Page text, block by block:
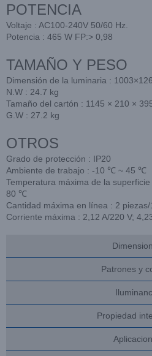
POTENCIA
Voltaje : AC100-240V 50/60 Hz.
Potencia : 465 W FP:> 0,98
TAMAÑO Y PESO
Dimensión de la luminaria :
N.W : 24.7 kg
Tamaño del cartón : 1145 × 210 ×
G.W : 27.2 kg
OTROS
Grado de protección : IP20
Ambiente de trabajo : -10 ℃ ~ 45 ℃
Temperatura máxima de la
80 ℃
Cantidad máxima en línea : 2
Corriente máxima : 2,12 A/220 V;
Patrones y
Propiedad